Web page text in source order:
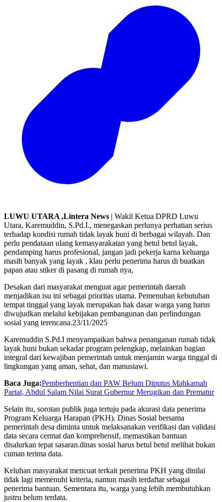
LUWU UTARA ,Lintera News | Wakil Ketua DPRD Luwu
Utara, Karemuddin, S.Pd.I., menegaskan perlunya perhatian serius
terhadap kondisi rumah tidak layak huni di berbagai wilayah. Dan
perlu pendataan ulang kemasyarakatan yang betul betul layak,
pendamping harus profesional, jangan jadi pekerja karna keluarga
masih banyak yang layak , klau perlu penerima harus di buatkan
papan atau stiker di pasang di rumah nya,
Desakan dari masyarakat menguat agar pemerintah daerah
menjadikan isu ini sebagai prioritas utama. Pemenuhan kebutuhan
tempat tinggal yang layak merupakan hak dasar warga yang harus
diwujudkan melalui kebijakan pembangunan dan perlindungan
sosial yang terencana.23/11/2025
Karemuddin S.Pd.I menyampaikan bahwa penanganan rumah tidak
layak huni bukan sekadar program pelengkap, melainkan bagian
integral dari kewajiban pemerintah untuk menjamin warga tinggal di
lingkungan yang aman, sehat, dan manusiawi.
Baca Juga:Pemberhentian dan PAW Belum Diputus Mahkamah
Partai, Abdul Salam Nilai Surat Gubernur Merugikan dan Prematur
Selain itu, sorotan publik juga tertuju pada akurasi data penerima
Program Keluarga Harapan (PKH). Dinas Sosial bersama
pemerintah desa diminta untuk melaksanakan verifikasi dan validasi
data secara cermat dan komprehensif, memastikan bantuan
disalurkan tepat sasaran.dinas sosial harus betul betul melihat bukan
cuman terima data.
Keluhan masyarakat mencuat terkait penerima PKH yang dinilai
tidak lagi memenuhi kriteria, namun masih terdaftar sebagai
penerima bantuan. Sementara itu, warga yang lebih membutuhkan
justru belum terdata.